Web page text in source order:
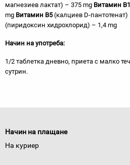
магнезиев лактат) – 375 mg Витамин В1
mg Витамин В5(калциев D-пантотенат)
(пиридоксин хидрохлорид) – 1,4 mg
Начин на употреба:
1/2 таблетка дневно, приета с малко
сутрин.
Начин на плащане
На куриер